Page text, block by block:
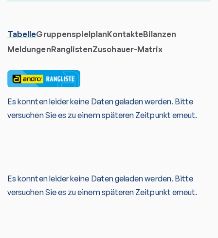
TabelleGruppenspielplanKontakteBilanzen
MeldungenRanglistenZuschauer-Matrix
Es konnten leider keine Daten geladen werden. Bitte
versuchen Sie es zu einem späteren Zeitpunkt erneut.
Es konnten leider keine Daten geladen werden. Bitte
versuchen Sie es zu einem späteren Zeitpunkt erneut.